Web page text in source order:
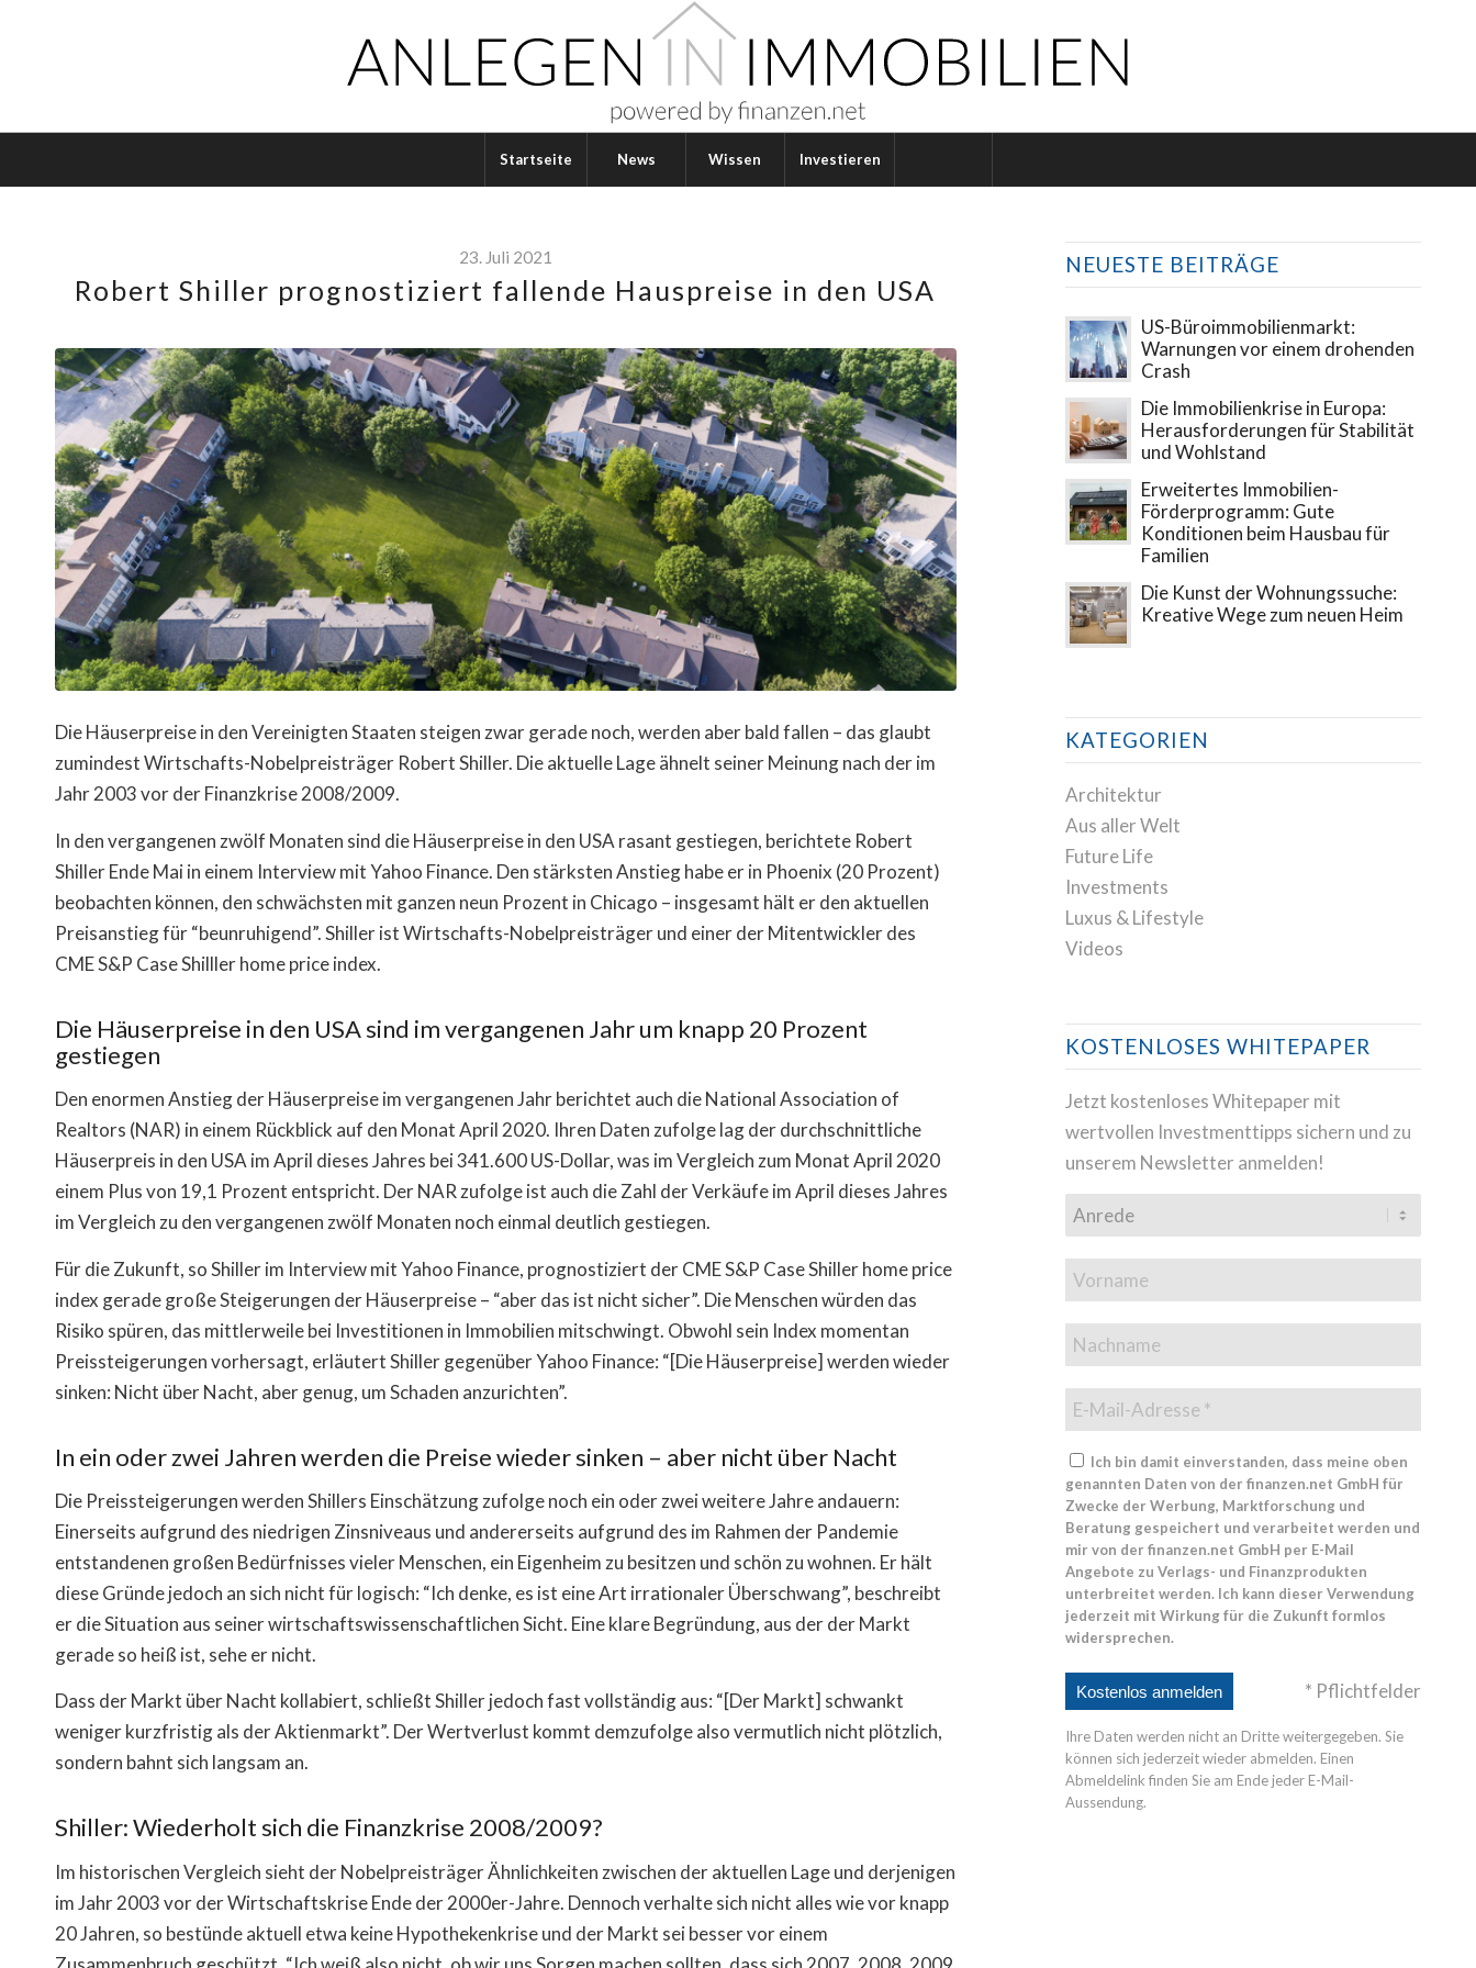
Startseite News Wissen Investieren
23. Juli 2021
Robert Shiller prognostiziert fallende Hauspreise in den USA
Die Häuserpreise in den Vereinigten Staaten steigen zwar gerade noch, werden aber bald fallen – das glaubt
zumindest Wirtschafts-Nobelpreisträger Robert Shiller. Die aktuelle Lage ähnelt seiner Meinung nach der im
Jahr 2003 vor der Finanzkrise 2008/2009.
In den vergangenen zwölf Monaten sind die Häuserpreise in den USA rasant gestiegen, berichtete Robert
Shiller Ende Mai in einem Interview mit Yahoo Finance. Den stärksten Anstieg habe er in Phoenix (20 Prozent)
beobachten können, den schwächsten mit ganzen neun Prozent in Chicago – insgesamt hält er den aktuellen
Preisanstieg für “beunruhigend”. Shiller ist Wirtschafts-Nobelpreisträger und einer der Mitentwickler des
CME S&P Case Shilller home price index.
Die Häuserpreise in den USA sind im vergangenen Jahr um knapp 20 Prozent
gestiegen
Den enormen Anstieg der Häuserpreise im vergangenen Jahr berichtet auch die National Association of
Realtors (NAR) in einem Rückblick auf den Monat April 2020. Ihren Daten zufolge lag der durchschnittliche
Häuserpreis in den USA im April dieses Jahres bei 341.600 US-Dollar, was im Vergleich zum Monat April 2020
einem Plus von 19,1 Prozent entspricht. Der NAR zufolge ist auch die Zahl der Verkäufe im April dieses Jahres
im Vergleich zu den vergangenen zwölf Monaten noch einmal deutlich gestiegen.
Für die Zukunft, so Shiller im Interview mit Yahoo Finance, prognostiziert der CME S&P Case Shiller home price
index gerade große Steigerungen der Häuserpreise – “aber das ist nicht sicher”. Die Menschen würden das
Risiko spüren, das mittlerweile bei Investitionen in Immobilien mitschwingt. Obwohl sein Index momentan
Preissteigerungen vorhersagt, erläutert Shiller gegenüber Yahoo Finance: “[Die Häuserpreise] werden wieder
sinken: Nicht über Nacht, aber genug, um Schaden anzurichten”.
In ein oder zwei Jahren werden die Preise wieder sinken – aber nicht über Nacht
Die Preissteigerungen werden Shillers Einschätzung zufolge noch ein oder zwei weitere Jahre andauern:
Einerseits aufgrund des niedrigen Zinsniveaus und andererseits aufgrund des im Rahmen der Pandemie
entstandenen großen Bedürfnisses vieler Menschen, ein Eigenheim zu besitzen und schön zu wohnen. Er hält
diese Gründe jedoch an sich nicht für logisch: “Ich denke, es ist eine Art irrationaler Überschwang”, beschreibt
er die Situation aus seiner wirtschaftswissenschaftlichen Sicht. Eine klare Begründung, aus der der Markt
gerade so heiß ist, sehe er nicht.
Dass der Markt über Nacht kollabiert, schließt Shiller jedoch fast vollständig aus: “[Der Markt] schwankt
weniger kurzfristig als der Aktienmarkt”. Der Wertverlust kommt demzufolge also vermutlich nicht plötzlich,
sondern bahnt sich langsam an.
Shiller: Wiederholt sich die Finanzkrise 2008/2009?
Im historischen Vergleich sieht der Nobelpreisträger Ähnlichkeiten zwischen der aktuellen Lage und derjenigen
im Jahr 2003 vor der Wirtschaftskrise Ende der 2000er-Jahre. Dennoch verhalte sich nicht alles wie vor knapp
20 Jahren, so bestünde aktuell etwa keine Hypothekenkrise und der Markt sei besser vor einem
NEUESTE BEITRÄGE
US-Büroimmobilienmarkt:
Warnungen vor einem drohenden
Crash
Die Immobilienkrise in Europa:
Herausforderungen für Stabilität
und Wohlstand
Erweitertes Immobilien-
Förderprogramm: Gute
Konditionen beim Hausbau für
Familien
Die Kunst der Wohnungssuche:
Kreative Wege zum neuen Heim
KATEGORIEN
Architektur
Aus aller Welt
Future Life
Investments
Luxus & Lifestyle
Videos
KOSTENLOSES WHITEPAPER
Jetzt kostenloses Whitepaper mit
wertvollen Investmenttipps sichern und zu
unserem Newsletter anmelden!
Ich bin damit einverstanden, dass meine oben
genannten Daten von der finanzen.net GmbH für
Zwecke der Werbung, Marktforschung und
Beratung gespeichert und verarbeitet werden und
mir von der finanzen.net GmbH per E-Mail
Angebote zu Verlags- und Finanzprodukten
unterbreitet werden. Ich kann dieser Verwendung
jederzeit mit Wirkung für die Zukunft formlos
widersprechen.
* Pflichtfelder
Ihre Daten werden nicht an Dritte weitergegeben. Sie
können sich jederzeit wieder abmelden. Einen
Abmeldelink finden Sie am Ende jeder E-Mail-
Aussendung.